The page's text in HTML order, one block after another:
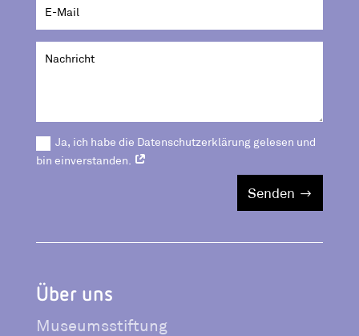
Ja, ich habe die Datenschutzerklärung gelesen und
bin einverstanden.
Senden
Über uns
Museumsstiftung